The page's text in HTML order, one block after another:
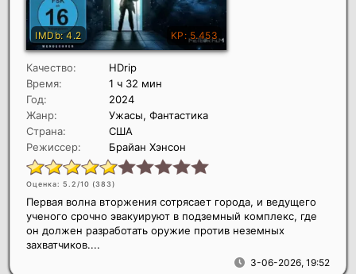
Качество:
HDrip
Время:
1 ч 32 мин
Год:
2024
Жанр:
Ужасы, Фантастика
Страна:
США
Режиссер:
Брайан Хэнсон
Оценка: 5.2/10 (383)
3-06-2026, 19:52
Первая волна вторжения сотрясает города, и ведущего
ученого срочно эвакуируют в подземный комплекс, где
он должен разработать оружие против неземных
захватчиков....